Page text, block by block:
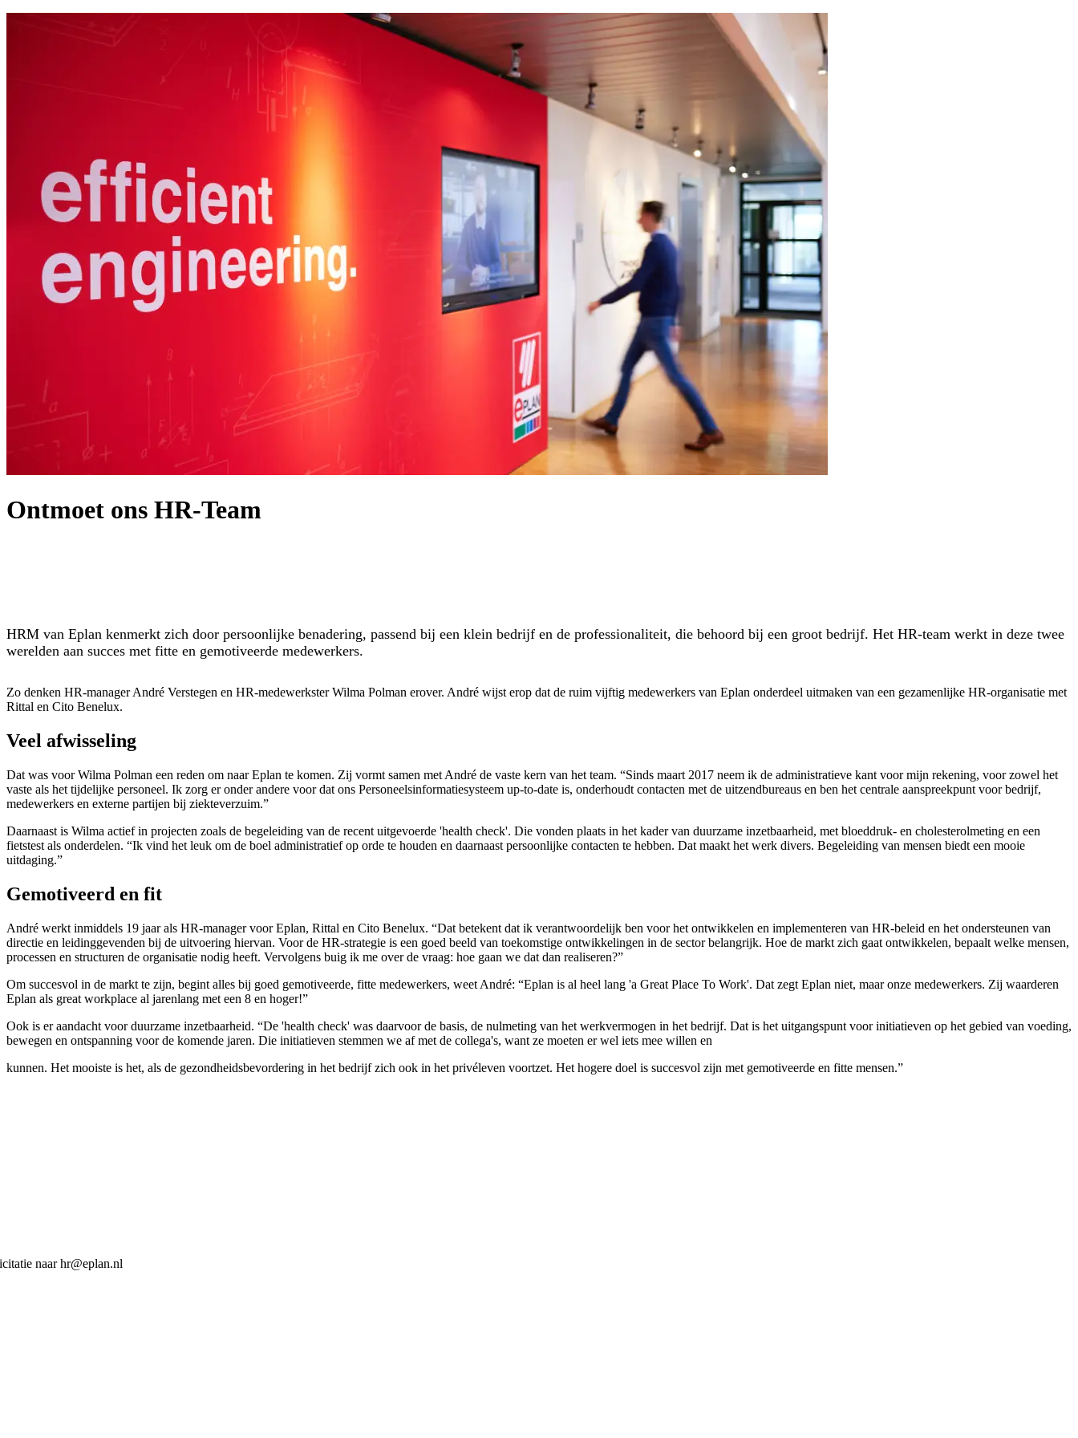
Ontmoet ons HR-Team
HRM van Eplan kenmerkt zich door persoonlijke benadering, passend bij een klein bedrijf en de professionaliteit, die behoord bij een groot bedrijf. Het HR-team werkt in deze twee
werelden aan succes met fitte en gemotiveerde medewerkers.
Zo denken HR-manager André Verstegen en HR-medewerkster Wilma Polman erover. André wijst erop dat de ruim vijftig medewerkers van Eplan onderdeel uitmaken van een gezamenlijke HR-organisatie met
Rittal en Cito Benelux.
Veel afwisseling
Dat was voor Wilma Polman een reden om naar Eplan te komen. Zij vormt samen met André de vaste kern van het team. “Sinds maart 2017 neem ik de administratieve kant voor mijn rekening, voor zowel het
vaste als het tijdelijke personeel. Ik zorg er onder andere voor dat ons Personeelsinformatiesysteem up-to-date is, onderhoudt contacten met de uitzendbureaus en ben het centrale aanspreekpunt voor bedrijf,
medewerkers en externe partijen bij ziekteverzuim.”
Daarnaast is Wilma actief in projecten zoals de begeleiding van de recent uitgevoerde 'health check'. Die vonden plaats in het kader van duurzame inzetbaarheid, met bloeddruk- en cholesterolmeting en een
fietstest als onderdelen. “Ik vind het leuk om de boel administratief op orde te houden en daarnaast persoonlijke contacten te hebben. Dat maakt het werk divers. Begeleiding van mensen biedt een mooie
uitdaging.”
Gemotiveerd en fit
André werkt inmiddels 19 jaar als HR-manager voor Eplan, Rittal en Cito Benelux. “Dat betekent dat ik verantwoordelijk ben voor het ontwikkelen en implementeren van HR-beleid en het ondersteunen van
directie en leidinggevenden bij de uitvoering hiervan. Voor de HR-strategie is een goed beeld van toekomstige ontwikkelingen in de sector belangrijk. Hoe de markt zich gaat ontwikkelen, bepaalt welke mensen,
processen en structuren de organisatie nodig heeft. Vervolgens buig ik me over de vraag: hoe gaan we dat dan realiseren?”
Om succesvol in de markt te zijn, begint alles bij goed gemotiveerde, fitte medewerkers, weet André: “Eplan is al heel lang 'a Great Place To Work'. Dat zegt Eplan niet, maar onze medewerkers. Zij waarderen
Eplan als great workplace al jarenlang met een 8 en hoger!”
Ook is er aandacht voor duurzame inzetbaarheid. “De 'health check' was daarvoor de basis, de nulmeting van het werkvermogen in het bedrijf. Dat is het uitgangspunt voor initiatieven op het gebied van voeding,
bewegen en ontspanning voor de komende jaren. Die initiatieven stemmen we af met de collega's, want ze moeten er wel iets mee willen en
kunnen. Het mooiste is het, als de gezondheidsbevordering in het bedrijf zich ook in het privéleven voortzet. Het hogere doel is succesvol zijn met gemotiveerde en fitte mensen.”
naar hr@eplan.nl